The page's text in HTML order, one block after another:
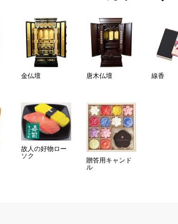
金仏壇 唐木仏壇 線香
故人の好物ロー
ソク
贈答用キャンド
ル